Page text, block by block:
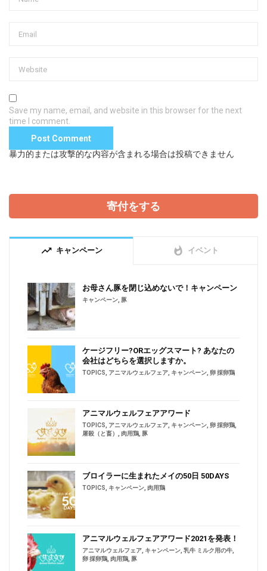
Save my name, email, and website in this browser for the next
time I comment.
暴力的または攻撃的な内容が含まれる場合は投稿できません
寄付をする
trending_up キャンペーン whatshot イベント
お母さん豚を閉じ込めないで！キャンペーン
キャンペーン 豚
ケージフリー?ORエッグスマート? あなたの
会社はどちらを選択しますか。
TOPICS アニマルウェルフェア キャンペーン 卵 採卵鶏
アニマルウェルフェアアワード
TOPICS アニマルウェルフェア キャンペーン 卵 採卵鶏
屠殺（と畜）
肉用鶏 豚
ブロイラーに生まれたメイの50日 50DAYS
TOPICS キャンペーン 肉用鶏
アニマルウェルフェアアワード2021を発表！
アニマルウェルフェア キャンペーン 乳牛 ミルク用の牛
卵 採卵鶏 肉用鶏 豚